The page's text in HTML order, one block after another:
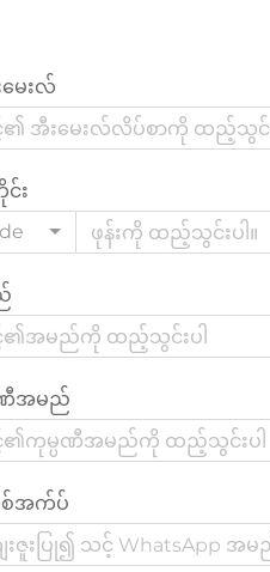
ေးလ်
း
ဏီအမည်
စ်အက်ပ်